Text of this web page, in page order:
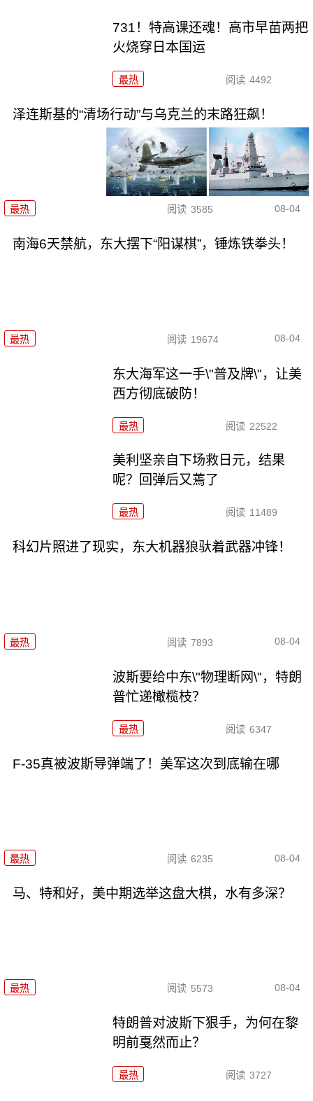
731！特高课还魂！高市早苗两把
火烧穿日本国运
最热 阅读 4492
泽连斯基的“清场行动”与乌克兰的末路狂飙！
最热 阅读 3585 08-04
南海6天禁航，东大摆下“阳谋棋”，锤炼铁拳头！
最热 阅读 19674 08-04
东大海军这一手\"普及牌\"，让美
西方彻底破防！
最热 阅读 22522
美利坚亲自下场救日元，结果
呢？回弹后又蔫了
最热 阅读 11489
科幻片照进了现实，东大机器狼驮着武器冲锋！
最热 阅读 7893 08-04
波斯要给中东\"物理断网\"，特朗
普忙递橄榄枝？
最热 阅读 6347
F-35真被波斯导弹端了！美军这次到底输在哪
最热 阅读 6235 08-04
马、特和好，美中期选举这盘大棋，水有多深？
最热 阅读 5573 08-04
特朗普对波斯下狠手，为何在黎
明前戛然而止？
最热 阅读 3727